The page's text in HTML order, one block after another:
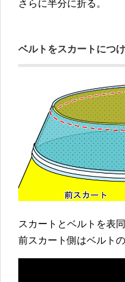
さらに半分に折る。
ベルトをスカートにつ
スカートとベルトを表
前スカート側はベルト